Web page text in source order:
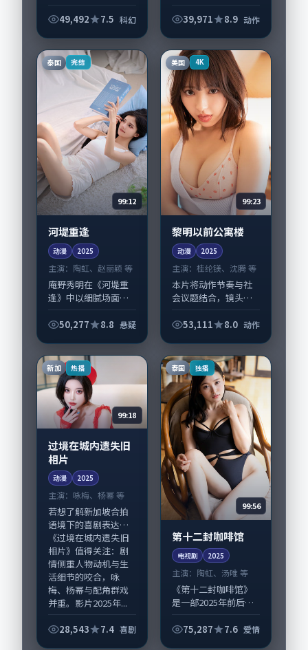
漫，由刁亦男执导，
要戏份。故事围绕当
代都市中的抉择...
49,492 7.5 科幻 39,971 8.9 动作
泰国 完结
99:12
河堤重逢
动漫 2025
主演： 陶虹、赵丽颖 等
庵野秀明在《河堤重
逢》中以细腻场面调
虹、赵丽颖领衔的表
完成制作协同，2025-
03-22纳...
50,277 8.8 悬疑
美国 4K
99:23
黎明以前公寓楼
动漫 2025
主演：桂纶镁、沈腾 等
本片将动作节奏与社
会议题结合，镜头语
《黎明以前公寓楼》
取景与声音设计凸显
美国城市质感，适合
偏...
53,111 8.0 动作
新加 热播
99:18
过境在城内遗失旧
相片
动漫 2025
主演： 咏梅、杨幂 等
若想了解新加坡合拍
语境下的喜剧表达，
《过境在城内遗失旧
相片》值得关注：剧
情侧重人物动机与生
活细节的咬合，咏
梅、杨幂与配角群戏
并重。影片2025年...
28,543
7.4 喜剧
泰国 独播
99:56
第十二封咖啡馆
电视剧 2025
主演： 陶虹、汤唯 等
《第十二封咖啡馆》
是一部2025年前后推
由洪尚秀执导，陶
75,287 7.6 爱情